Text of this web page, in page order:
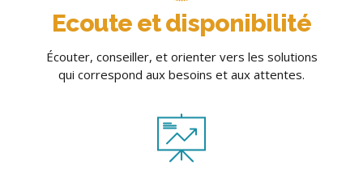
Ecoute et disponibilité
Écouter, conseiller, et orienter vers les solutions
qui correspond aux besoins et aux attentes.